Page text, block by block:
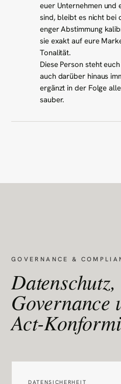
euer Unternehmen
sind, bleibt es nicht bei
enger Abstimmung
sie exakt auf eure
Tonalität.
Diese Person steht
auch darüber hinaus
ergänzt in der Folge
sauber.
GOVERNANCE &
Datenschutz,
Governance
Act-
DATENSICHERHEIT